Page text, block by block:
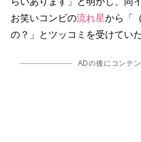
お笑いコンビの流れ星から「
の？」とツッコミを受けていた
ADの後にコンテ